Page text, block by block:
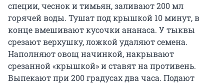
специи, чеснок и тимьян, заливают200 мл
горячей воды. Тушат под крышкой 10 минут, в
конце вмешивают кусочки ананаса. У тыквы
срезают верхушку, ложкой удаляют семена.
Наполняют овощ начинкой, накрывают
срезанной «крышкой» и ставят на противень.
Выпекают при 200 градусах два часа. Подают